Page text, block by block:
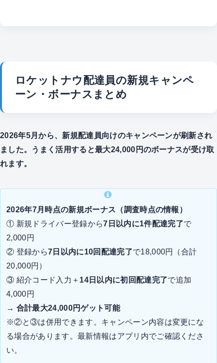
ロケットナウ配達員の新規キャンペ
ーン・ボーナスまとめ
2026年5月から、新規配達員向けのキャンペーンが刷新され
ました。うまく活用すると最大24,000円のボーナスが受け取
れます。
2026年7月時点の新規ボーナス（調査時点の情報）
① 新規ドライバー登録から7日以内に1件配達完了で
2,000円
② 登録から7日以内に10回配達完了で18,000円（合計
20,000円）
③ 紹介コード入力＋ 14日以内に初回配達完了で追加
4,000円
→ 合計最大24,000円ゲット可能
※②と③は併用できます。キャンペーン内容は変更にな
る場合があります。最新情報はアプリ内でご確認くださ
い。